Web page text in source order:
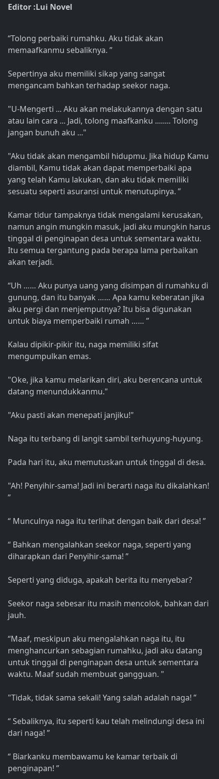
Editor :Lui Novel
“Tolong perbaiki rumahku. Aku tidak akan
memaafkanmu sebaliknya. ”
Sepertinya aku memiliki sikap yang sangat
mengancam bahkan terhadap seekor naga.
"U-Mengerti ... Aku akan melakukannya dengan satu
atau lain cara ... Jadi, tolong maafkanku ........ Tolong
jangan bunuh aku ..."
"Aku tidak akan mengambil hidupmu. Jika hidup Kamu
diambil, Kamu tidak akan dapat memperbaiki apa
yang telah Kamu lakukan, dan aku tidak memiliki
sesuatu seperti asuransi untuk menutupinya. ”
Kamar tidur tampaknya tidak mengalami kerusakan,
namun angin mungkin masuk, jadi aku mungkin harus
tinggal di penginapan desa untuk sementara waktu.
Itu semua tergantung pada berapa lama perbaikan
akan terjadi.
“Uh …… Aku punya uang yang disimpan di rumahku di
gunung, dan itu banyak …… Apa kamu keberatan jika
aku pergi dan menjemputnya? Itu bisa digunakan
untuk biaya memperbaiki rumah …… ”
Kalau dipikir-pikir itu, naga memiliki sifat
mengumpulkan emas.
"Oke, jika kamu melarikan diri, aku berencana untuk
datang menundukkanmu."
"Aku pasti akan menepati janjiku!"
Naga itu terbang di langit sambil terhuyung-huyung.
Pada hari itu, aku memutuskan untuk tinggal di desa.
"Ah! Penyihir-sama! Jadi ini berarti naga itu dikalahkan!
”
“ Munculnya naga itu terlihat dengan baik dari desa! ”
“ Bahkan mengalahkan seekor naga, seperti yang
diharapkan dari Penyihir-sama! ”
Seperti yang diduga, apakah berita itu menyebar?
Seekor naga sebesar itu masih mencolok, bahkan dari
jauh.
“Maaf, meskipun aku mengalahkan naga itu, itu
menghancurkan sebagian rumahku, jadi aku datang
untuk tinggal di penginapan desa untuk sementara
waktu. Maaf sudah membuat gangguan. "
"Tidak, tidak sama sekali! Yang salah adalah naga! ”
“ Sebaliknya, itu seperti kau telah melindungi desa ini
dari naga! ”
“ Biarkanku membawamu ke kamar terbaik di
penginapan! ”